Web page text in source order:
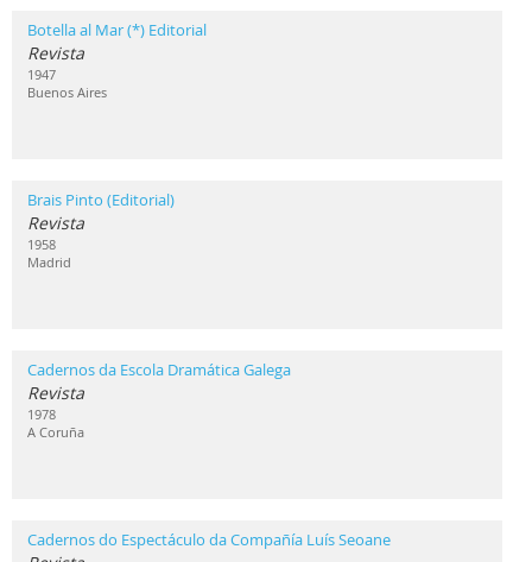
Botella al Mar (*) Editorial
Revista
1947
Buenos Aires
Brais Pinto (Editorial)
Revista
1958
Madrid
Cadernos da Escola Dramática Galega
Revista
1978
A Coruña
Cadernos do Espectáculo da Compañía Luís Seoane